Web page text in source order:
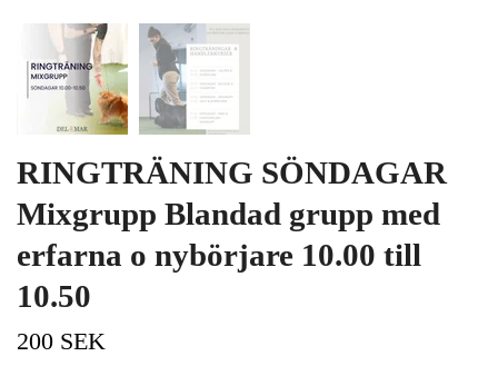
RINGTRÄNING SÖNDAGAR
Mixgrupp Blandad grupp med
erfarna o nybörjare 10.00 till
10.50
200 SEK